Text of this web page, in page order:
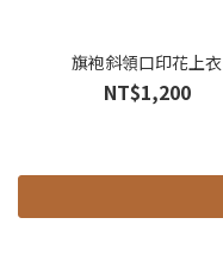
旗袍斜領口印花上衣
NT$1,200